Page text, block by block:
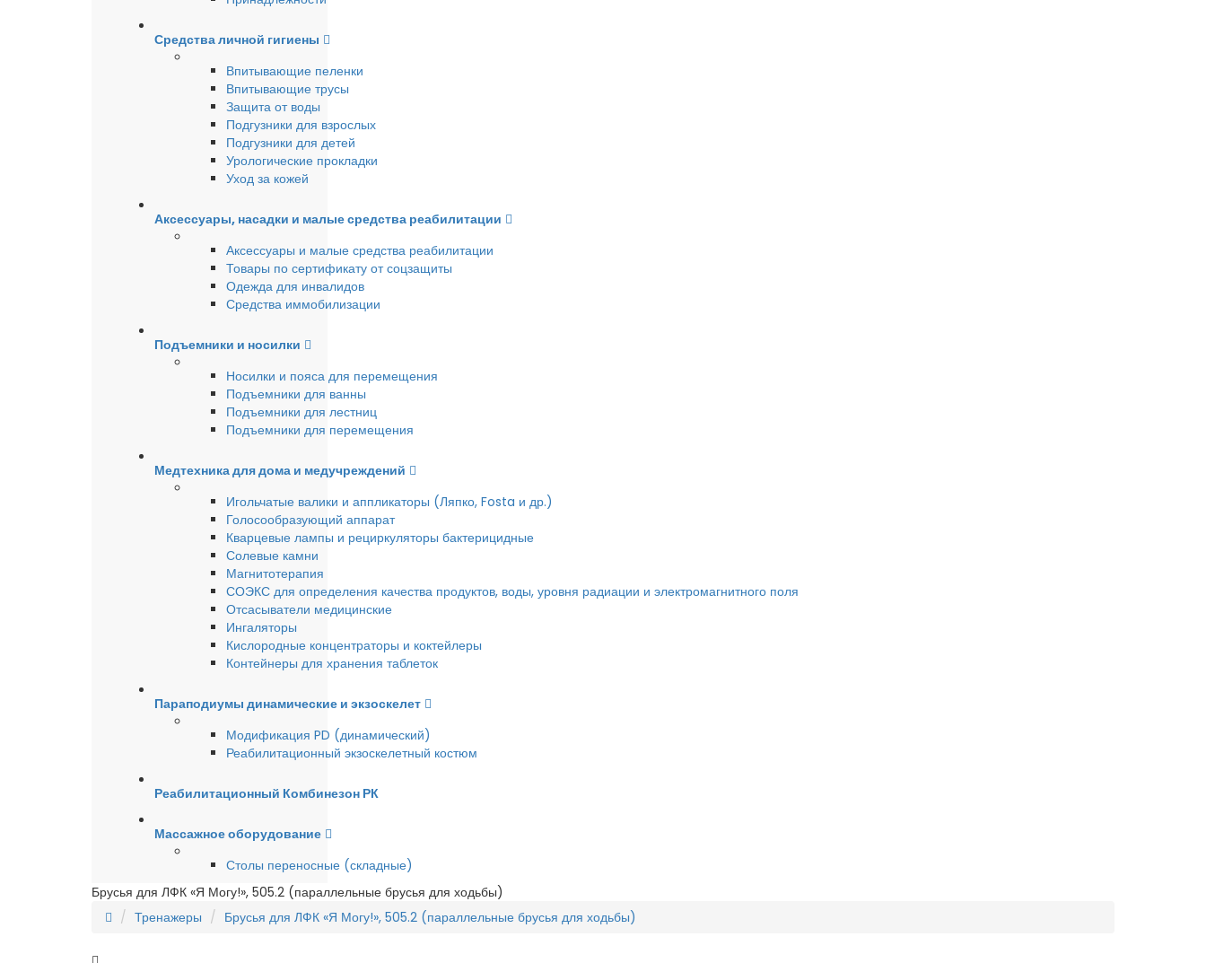
Средства личной гигиены
Впитывающие пеленки
Впитывающие трусы
Защита от воды
Подгузники для взрослых
Подгузники для детей
Урологические прокладки
Уход за кожей
Аксессуары, насадки и малые средства реабилитации
Аксессуары и малые средства реабилитации
Товары по сертификату от соцзащиты
Одежда для инвалидов
Средства иммобилизации
Подъемники и носилки
Носилки и пояса для перемещения
Подъемники для ванны
Подъемники для лестниц
Подъемники для перемещения
Медтехника для дома и медучреждений
Игольчатые валики и аппликаторы (Ляпко, Fosta и др.)
Голосообразующий аппарат
Кварцевые лампы и рециркуляторы бактерицидные
Солевые камни
Магнитотерапия
СОЭКС для определения качества продуктов, воды, уровня радиации и электромагнитного поля
Отсасыватели медицинские
Ингаляторы
Кислородные концентраторы и коктейлеры
Контейнеры для хранения таблеток
Параподиумы динамические и экзоскелет
Модификация PD (динамический)
Реабилитационный экзоскелетный костюм
Реабилитационный Комбинезон РК
Массажное оборудование
Столы переносные (складные)
Брусья для ЛФК «Я Могу!», 505.2 (параллельные брусья для ходьбы)
Тренажеры
Брусья для ЛФК «Я Могу!», 505.2 (параллельные брусья для ходьбы)